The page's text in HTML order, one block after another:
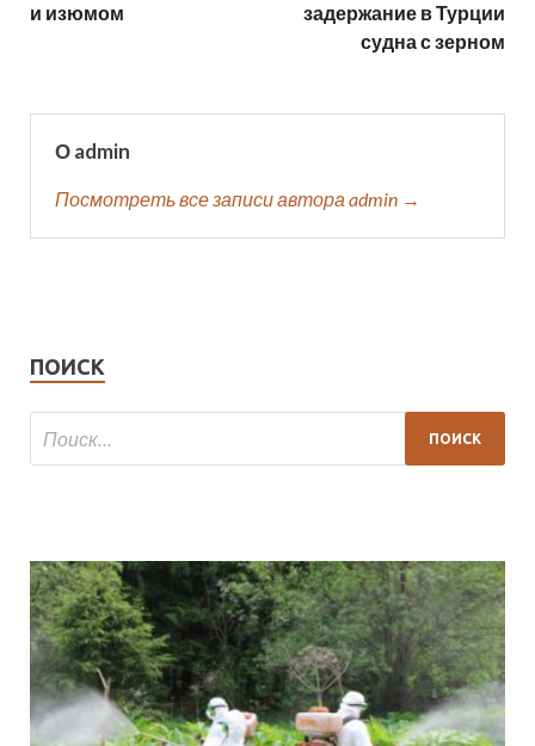
и изюмом
задержание в Турции
судна с зерном
О admin
Посмотреть все записи автора admin →
ПОИСК